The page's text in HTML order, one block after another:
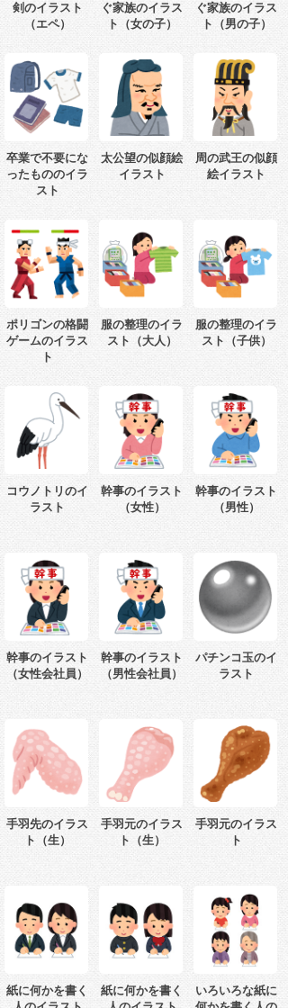
剣のイラスト
（エペ）
ぐ家族のイラス
ト（女の子）
ぐ家族のイラス
ト（男の子）
卒業で不要にな
ったもののイラ
スト
太公望の似顔絵
イラスト
周の武王の似顔
絵イラスト
ポリゴンの格闘
ゲームのイラス
ト
服の整理のイラ
スト（大人）
服の整理のイラ
スト（子供）
コウノトリのイ
ラスト
幹事のイラスト
（女性）
幹事のイラスト
（男性）
幹事のイラスト
（女性会社員）
幹事のイラスト
（男性会社員）
パチンコ玉のイ
ラスト
手羽先のイラス
ト（生）
手羽元のイラス
ト（生）
手羽元のイラス
ト
紙に何かを書く
紙に何かを書く
いろいろな紙に